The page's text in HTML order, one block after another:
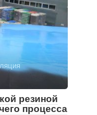
резиной
процесса